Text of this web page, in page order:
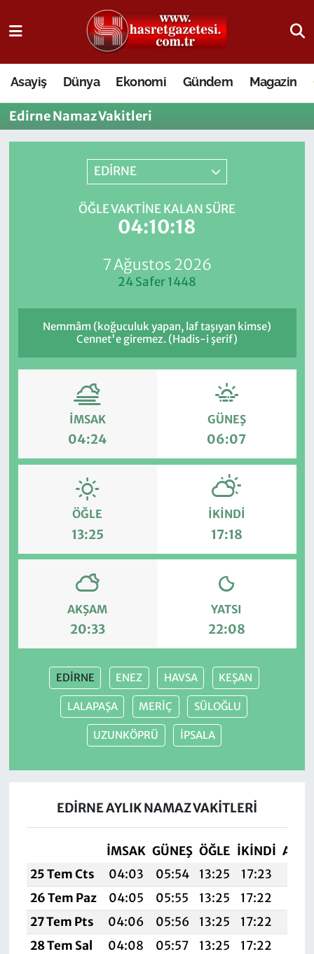
Asayiş Dünya Ekonomi Gündem Magazin
Edirne Namaz Vakitleri
EDİRNE
ÖĞLE VAKTINE KALAN SÜRE
04:10:18
7 Ağustos 2026
24 Safer 1448
Nemmâm (koğuculuk yapan, laf taşıyan kimse)
Cennet'e giremez. (Hadis-i şerif)
İMSAK
04:24
GÜNEŞ
06:07
ÖĞLE
13:25
İKINDI
17:18
AKŞAM
20:33
YATSI
22:08
EDİRNE ENEZ HAVSA KEŞAN
LALAPAŞA MERİÇ SÜLOĞLU
UZUNKÖPRÜ İPSALA
EDİRNE AYLIK NAMAZ VAKITLERI
İMSAK GÜNEŞ ÖĞLE İKINDI
25 Tem Cts
04:03 05:54 13:25 17:23
26 Tem Paz
04:05 05:55 13:25 17:22
27 Tem Pts
04:06 05:56 13:25 17:22
28 Tem Sal
04:08 05:57 13:25 17:22
Osmaniye Nöbetçi Eczaneler
Osmaniye Hava Durumu
Osmaniye Trafik Yoğunluk Haritası
Süper Lig Puan Durumu ve Fikstür
Son Dakika Haberleri
Haber Arşivi